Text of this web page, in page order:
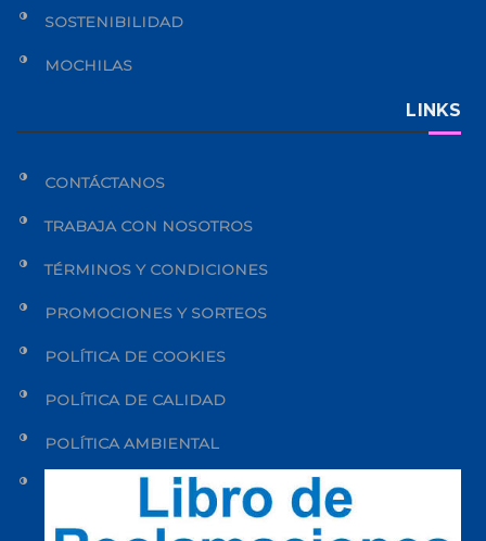
SOSTENIBILIDAD
MOCHILAS
LINKS
CONTÁCTANOS
TRABAJA CON NOSOTROS
TÉRMINOS Y CONDICIONES
PROMOCIONES Y SORTEOS
POLÍTICA DE COOKIES
POLÍTICA DE CALIDAD
POLÍTICA AMBIENTAL